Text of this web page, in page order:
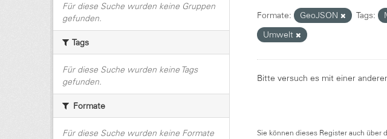
Für diese Suche wurden keine Gruppen
gefunden.
Tags
Für diese Suche wurden keine Tags
gefunden.
Formate
Für diese Suche wurden keine Formate
Formate: GeoJSON Tags:
Umwelt
Bitte versuch es mit einer
Sie können dieses Register auch über